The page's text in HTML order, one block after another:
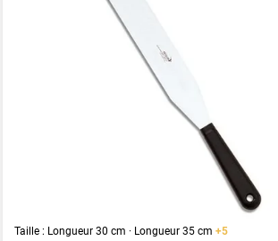
Taille : Longueur 30 cm · Longueur 35 cm +5